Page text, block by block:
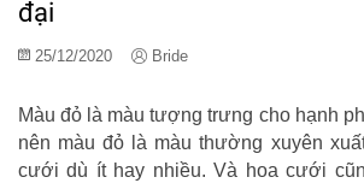
đại
25/12/2020 Bride
Màu đỏ là màu tượng trưng cho hạnh
nên màu đỏ là màu thường xuyên
cưới dù ít hay nhiều. Và hoa cưới